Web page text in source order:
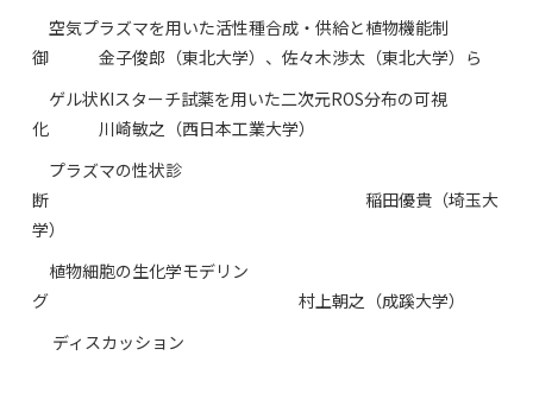
空気プラズマを用いた活性種合成・供給と植物機能制
御 金子俊郎（東北大学）、佐々木渉太（東北大学）ら
ゲル状KIスターチ試薬を用いた二次元ROS分布の可視
化 川崎敏之（西日本工業大学）
プラズマの性状診
断 稲田優貴（埼玉大
学）
植物細胞の生化学モデリン
グ 村上朝之（成蹊大学）
ディスカッション